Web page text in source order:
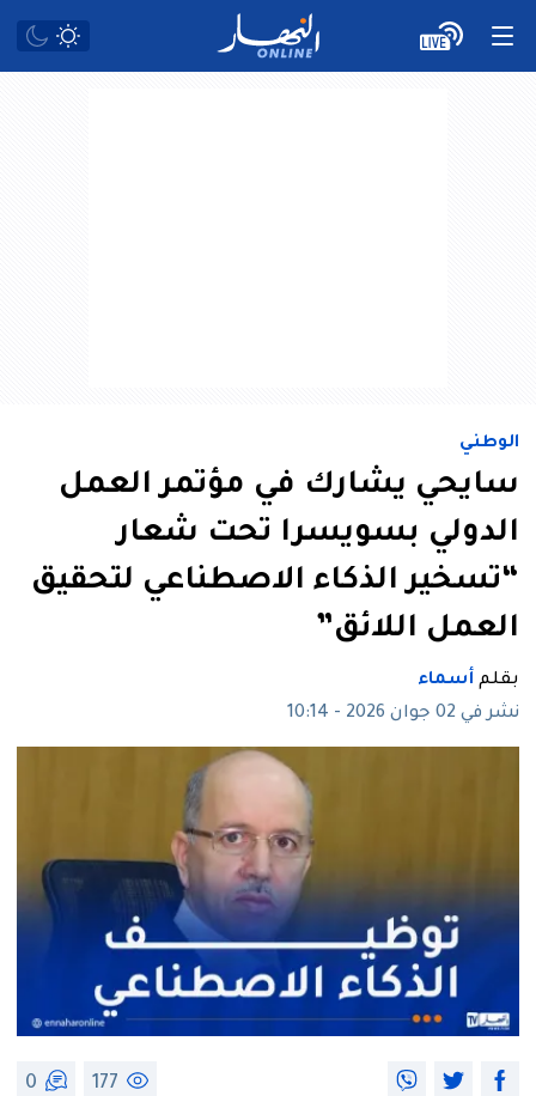
الوطني
سايحي يشارك في مؤتمر العمل
الدولي بسويسرا تحت شعار
“تسخير الذكاء الاصطناعي لتحقيق
العمل اللائق”
بقلم أسماء
نشر في 02 جوان 2026 - 10:14
177
0